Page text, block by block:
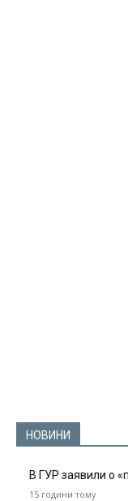
НОВИНИ
В ГУР заявили о
15 години тому